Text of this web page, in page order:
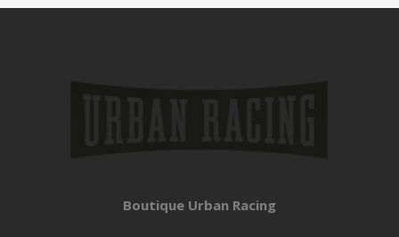
Boutique Urban Racing